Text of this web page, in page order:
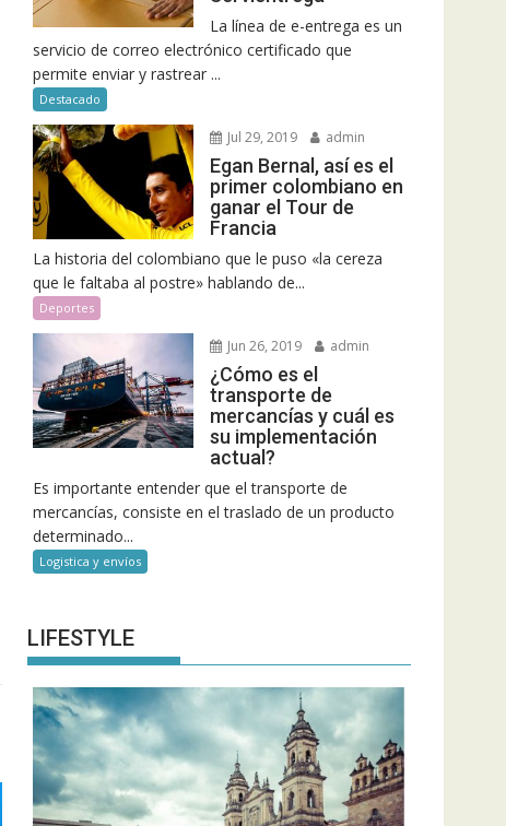
La línea de e-entrega es un
servicio de correo electrónico certificado que
permite enviar y rastrear ...
Destacado
Jul 29, 2019 admin
Egan Bernal, así es el
primer colombiano en
ganar el Tour de
Francia
La historia del colombiano que le puso «la cereza
que le faltaba al postre» hablando de...
Deportes
Jun 26, 2019 admin
¿Cómo es el
transporte de
mercancías y cuál es
su implementación
actual?
Es importante entender que el transporte de
mercancías, consiste en el traslado de un producto
determinado...
Logistica y envíos
LIFESTYLE